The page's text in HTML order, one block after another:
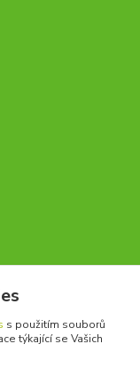
s použitím souborů
týkající se Vašich